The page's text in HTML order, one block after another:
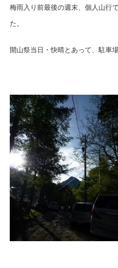
梅雨入り前最後の週末、個人山行
た。
開山祭当日・快晴とあって、駐車